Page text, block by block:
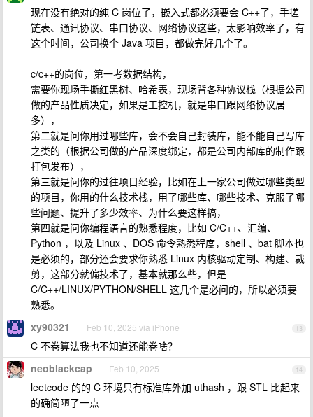
现在没有绝对的纯 C 岗位了，嵌入式都必须要会 C++了，手搓
链表、通讯协议、串口协议、网络协议这些，太影响效率了，有
这个时间，公司换个 Java 项目，都做完好几个了。
c/c++的岗位，第一考数据结构，
需要你现场手撕红黑树、哈希表，现场背各种协议栈（根据公司
做的产品性质决定，如果是工控机，就是串口跟网络协议居
多），
第二就是问你用过哪些库，会不会自己封装库，能不能自己写库
之类的（根据公司做的产品深度绑定，都是公司内部库的制作跟
打包发布），
第三就是问你的过往项目经验，比如在上一家公司做过哪些类型
的项目，你用的什么技术栈，用了哪些库、哪些技术、克服了哪
些问题、提升了多少效率、为什么要这样搞，
第四就是问你编程语言的熟悉程度，比如 C/C++、汇编、
Python ，以及 Linux 、DOS 命令熟悉程度，shell 、bat 脚本也
是必须的，部分还会要求你熟悉 Linux 内核驱动定制、构建、裁
剪，这部分就偏技术了，基本就那么些，但是
C/C++/LINUX/PYTHON/SHELL 这几个是必问的，所以必须要
熟悉。
13
xy90321 Feb 10, 2025 via iPhone
C 不卷算法我也不知道还能卷啥？
14
neoblackcap Feb 10, 2025
leetcode 的的 C 环境只有标准库外加 uthash ，跟 STL 比起来
的确简陋了一点